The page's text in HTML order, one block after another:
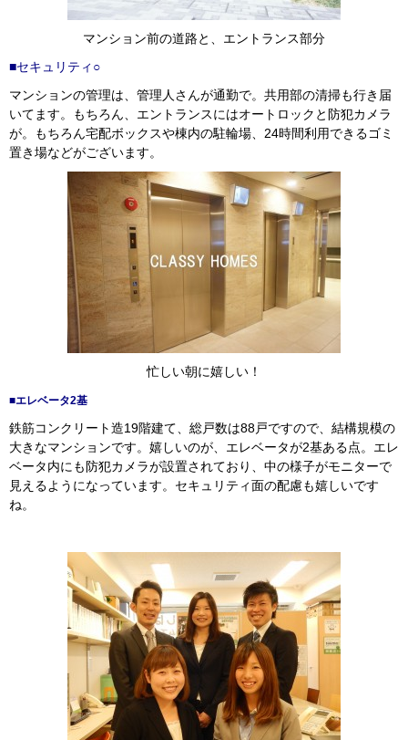
マンション前の道路と、エントランス部分
■セキュリティ○
マンションの管理は、管理人さんが通勤で。共用部の清掃も行き届
いてます。もちろん、エントランスにはオートロックと防犯カメラ
が。もちろん宅配ボックスや棟内の駐輪場、24時間利用できるゴミ
置き場などがございます。
忙しい朝に嬉しい！
■エレベータ2基
鉄筋コンクリート造19階建て、総戸数は88戸ですので、結構規模の
大きなマンションです。嬉しいのが、エレベータが2基ある点。エレ
ベータ内にも防犯カメラが設置されており、中の様子がモニターで
見えるようになっています。セキュリティ面の配慮も嬉しいです
ね。